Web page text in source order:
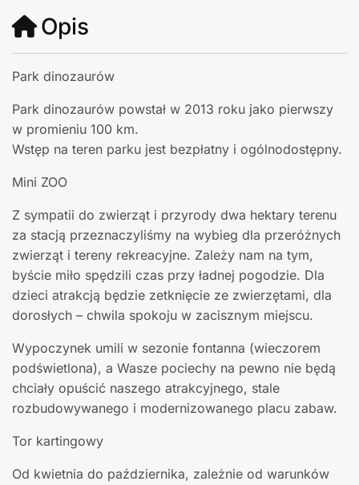
Opis
Park dinozaurów
Park dinozaurów powstał w 2013 roku jako pierwszy
w promieniu 100 km.
Wstęp na teren parku jest bezpłatny i ogólnodostępny.
Mini ZOO
Z sympatii do zwierząt i przyrody dwa hektary terenu
za stacją przeznaczyliśmy na wybieg dla przeróżnych
zwierząt i tereny rekreacyjne. Zależy nam na tym,
byście miło spędzili czas przy ładnej pogodzie. Dla
dzieci atrakcją będzie zetknięcie ze zwierzętami, dla
dorosłych – chwila spokoju w zacisznym miejscu.
Wypoczynek umili w sezonie fontanna (wieczorem
podświetlona), a Wasze pociechy na pewno nie będą
chciały opuścić naszego atrakcyjnego, stale
rozbudowywanego i modernizowanego placu zabaw.
Tor kartingowy
Od kwietnia do października, zależnie od warunków